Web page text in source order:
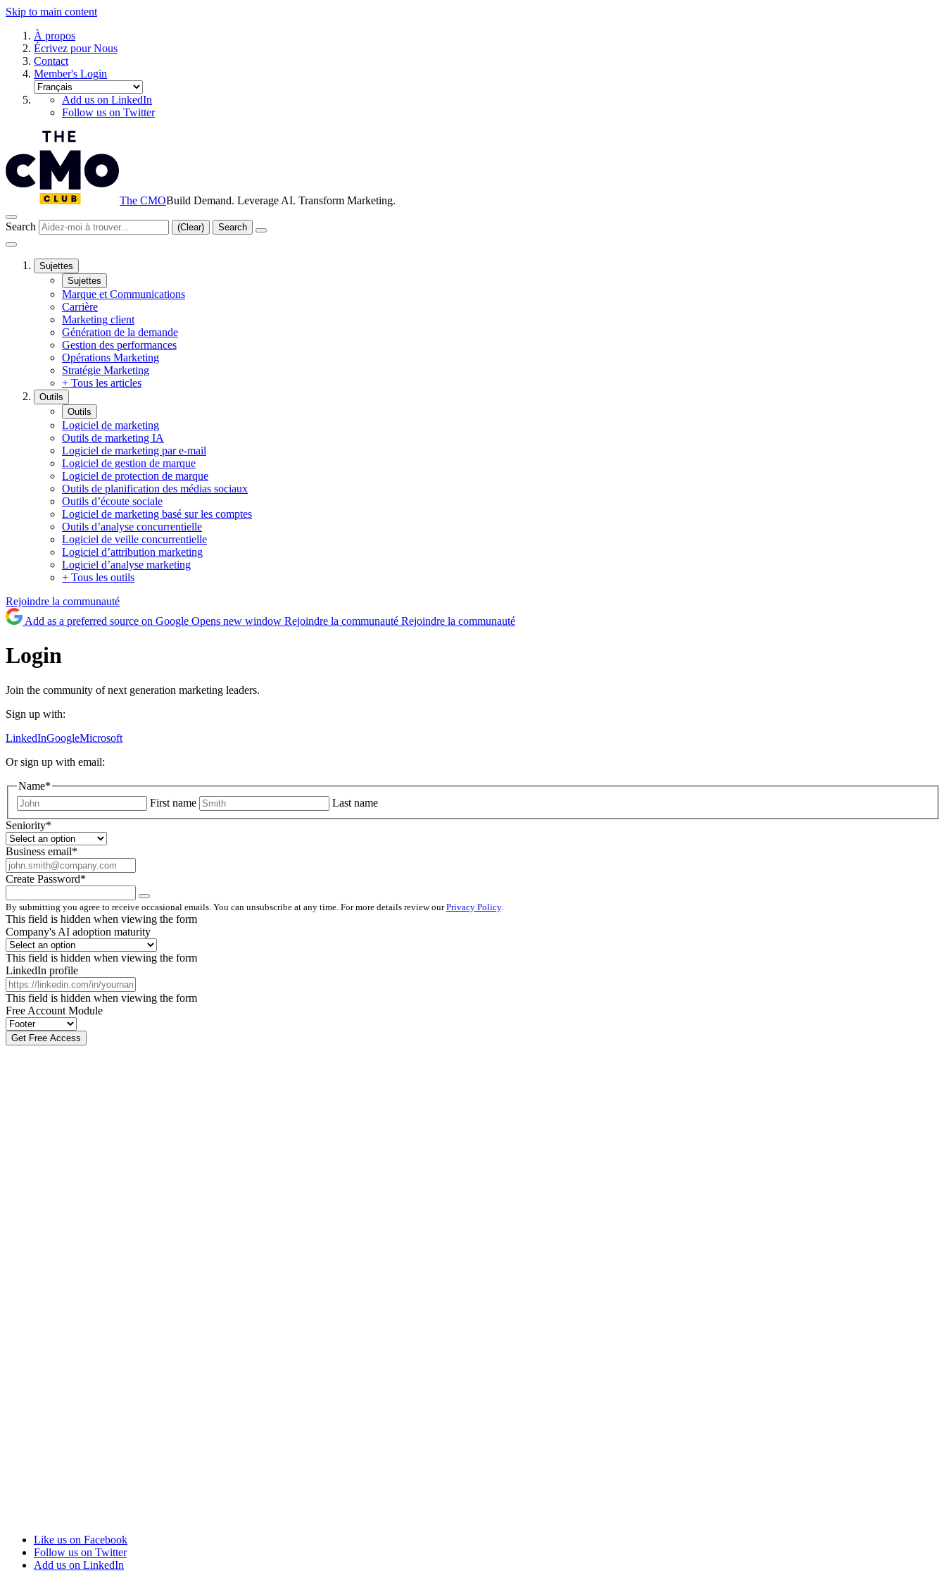
Skip to main content
À propos
Écrivez pour Nous
Contact
Member's Login
Add us on LinkedIn
Follow us on Twitter
The CMOBuild Demand. Leverage AI. Transform Marketing.
Search (Clear) Search
Sujettes
Sujettes
Marque et Communications
Carrière
Marketing client
Génération de la demande
Gestion des performances
Opérations Marketing
Stratégie Marketing
+ Tous les articles
Outils
Outils
Logiciel de marketing
Outils de marketing IA
Logiciel de marketing par e-mail
Logiciel de gestion de marque
Logiciel de protection de marque
Outils de planification des médias sociaux
Outils d’écoute sociale
Logiciel de marketing basé sur les comptes
Outils d’analyse concurrentielle
Logiciel de veille concurrentielle
Logiciel d’attribution marketing
Logiciel d’analyse marketing
+ Tous les outils
Rejoindre la communauté
Add as a preferred source on Google Opens new window Rejoindre la communauté Rejoindre la communauté
Login
Join the community of next generation marketing leaders.
Sign up with:
LinkedInGoogleMicrosoft
Or sign up with email:
Name*
First name
Last name
Seniority*
Business email*
Create Password*
By submitting you agree to receive occasional emails. You can unsubscribe at any time. For more details review ourPrivacy Policy.
This field is hidden when viewing the form
Company's AI adoption maturity
This field is hidden when viewing the form
LinkedIn profile
This field is hidden when viewing the form
Free Account Module
Like us on Facebook
Follow us on Twitter
Add us on LinkedIn